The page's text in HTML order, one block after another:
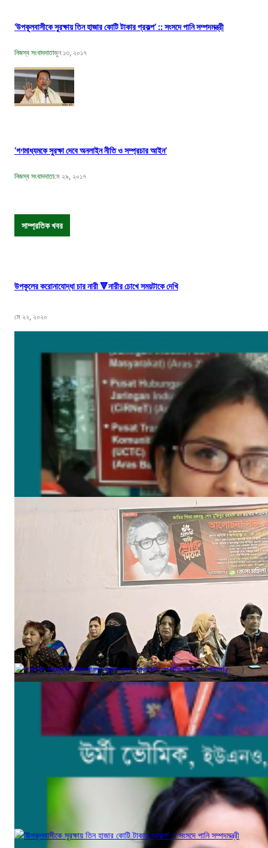
‘উপকূলবাসীকে সুরক্ষায় তিন হাজার কোটি টাকার প্রকল্প’ :: সংসদে পানি সম্পদমন্ত্রী
নিজস্ব সংবাদদাতাজুন ১৩, ২০১৭
‘গণমাধ্যমকে সুরক্ষা দেবে অনলাইন নীতি ও সম্প্রচার আইন’
নিজস্ব সংবাদদাতামে ২৯, ২০১৭
সাম্প্রতিক খবর
উপকূলের করোনাযোদ্ধা চার নারী 🔻নারীর চোখে সময়টাকে দেখি
মে ২২, ২০২০
বঙ্গবন্ধুর শাহাদাৎ বার্ষিকী উপলক্ষে পিরোজপুরে জেলা মহিলা আওয়ামীলীগের দোয়া মাহফিল
আগ ১৮, ২০২৩
‘ইফতার সহানুভূতি’ উদ্যোগের সূচনা হলো ঘোপখালী স্পোর্টস ক্লাব ও পাঠাগার
মার্চ ৪, ২০২৫
‘উপকূলবাসীকে সুরক্ষায় তিন হাজার কোটি টাকার প্রকল্প’ :: সংসদে পানি সম্পদমন্ত্রী